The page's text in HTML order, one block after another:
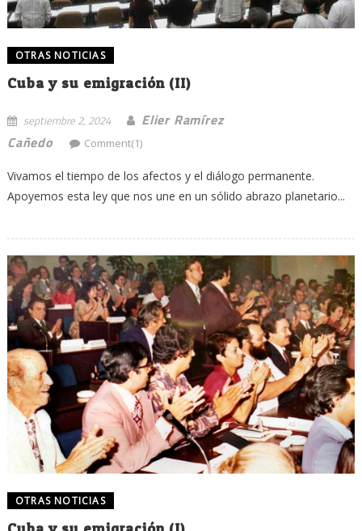
OTRAS NOTICIAS
Cuba y su emigración (II)
septiembre 2, 2024
Elier Ramírez
Cañedo
Comment(1)
Vivamos el tiempo de los afectos y el diálogo permanente.
Apoyemos esta ley que nos une en un sólido abrazo planetario...
OTRAS NOTICIAS